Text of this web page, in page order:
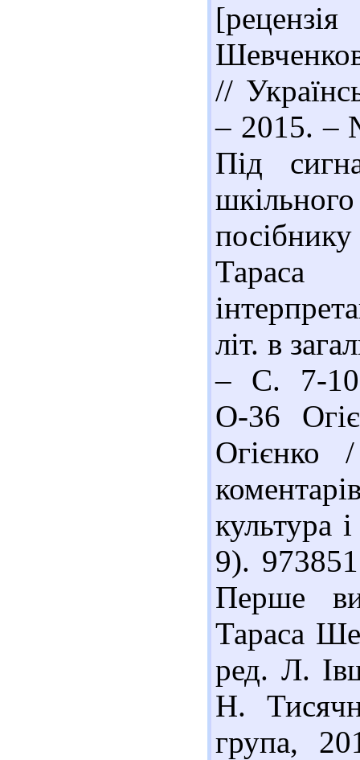
//
– 2015. –
Під
літ. в
– С. 7-
О-36
Огієнко
культура
9).
Перше
Тараса
ред. Л.
Н.
група,